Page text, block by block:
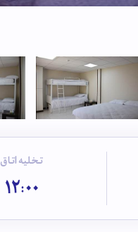
تخلیه اتاق
12:00